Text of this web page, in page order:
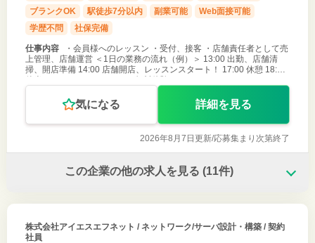
ブランクOK
駅徒歩7分以内 副業可能
Web面接可能
学歴不問
社保完備
仕事内容
・会員様へのレッスン ・受付、接客 ・店舗責任者として売
上管理、店舗運営 ＜1日の業務の流れ（例）＞ 13:00 出勤、店舗清
掃、開店準備 14:00 店舗開店、レッスンスタート！ 17:00 休憩 18:00
後半のレッスンスタート！（無料体験レッスンやコー
気になる 詳細を見る
2026年8月7日更新/応募集まり次第終了
この企業の他の求人を見る (11件)
株式会社アイエスエフネット / ネットワーク/サーバ設計・構築 / 契約
社員